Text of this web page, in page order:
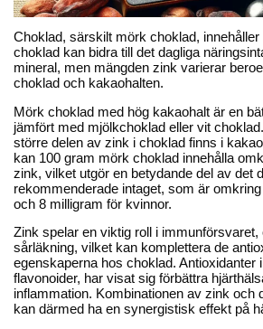
Choklad, särskilt mörk choklad,
choklad kan bidra till det dagliga
mineral, men mängden zink varierar
choklad och kakaohalten.
Mörk choklad med hög kakaohalt är en
jämfört med mjölkchoklad eller vit
större delen av zink i choklad finns i
kan 100 gram mörk choklad innehålla
zink, vilket utgör en betydande del av det
rekommenderade intaget, som är
och 8 milligram för kvinnor.
Zink spelar en viktig roll i immunförsvaret,
sårläkning, vilket kan komplettera de
egenskaperna hos choklad. Antioxidanter
flavonoider, har visat sig förbättra
inflammation. Kombinationen av zink och
kan därmed ha en synergistisk effekt på